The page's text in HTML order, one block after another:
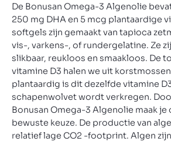
De Bonusan Omega-3 Algenolie
250 mg DHA en 5 mcg plantaardige
softgels zijn gemaakt van tapioca
vis-, varkens-, of rundergelatine. Ze
slikbaar, reukloos en smaakloos. De
vitamine D3 halen we uit
plantaardig is dit dezelfde vitamine
schapenwolvet wordt verkregen.
Bonusan Omega-3 Algenolie maak je
bewuste keuze. De productie van
relatief lage CO2 -footprint. Algen